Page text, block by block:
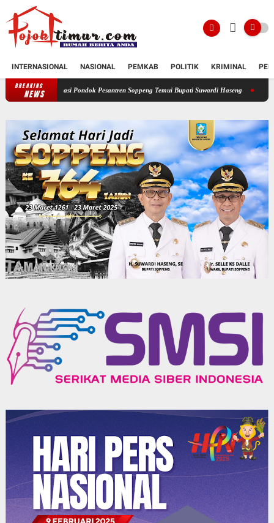
INTERNASIONAL NASIONAL PEMKAB POLITIK KRIMINAL
BREAKING
NEWS
Pondok Pesantren Soppeng Temui Bupati Suwardi Haseng Serahkan Rancangan